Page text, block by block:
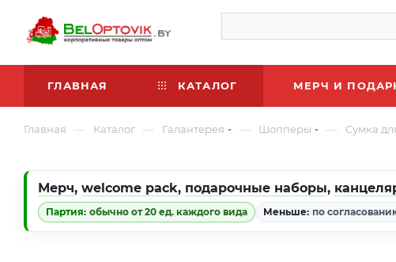
ГЛАВНАЯ КАТАЛОГ МЕРЧ И
Главная — Каталог — Галантерея — Шопперы — Сумка
Мерч, welcome pack, подарочные наборы,
Партия: обычно от 20 ед. каждого вида Меньше: по